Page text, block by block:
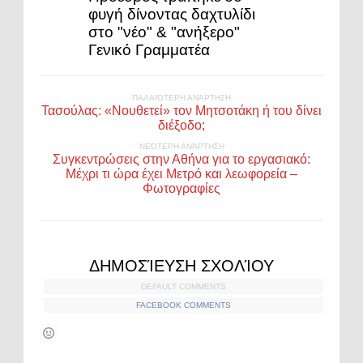
φυγή δίνοντας δαχτυλίδι
στο "νέο" & "ανήξερο"
Γενικό Γραμματέα
ΠΑΛΑΙΌΤΕΡΗ ΑΝΆΡΤΗΣΗ
Τασούλας: «Νουθετεί» τον Μητσοτάκη ή του δίνει
διέξοδο;
ΝΕΌΤΕΡΗ ΑΝΆΡΤΗΣΗ
Συγκεντρώσεις στην Αθήνα για το εργασιακό:
Μέχρι τι ώρα έχει Μετρό και λεωφορεία –
Φωτογραφίες
ΔΗΜΟΣΊΕΥΣΗ ΣΧΟΛΊΟΥ
DEFAULT COMMENTS
FACEBOOK COMMENTS